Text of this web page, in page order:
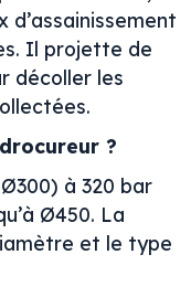
Il projette de
décoller les
?
à 320 bar
Ø450. La
et le type